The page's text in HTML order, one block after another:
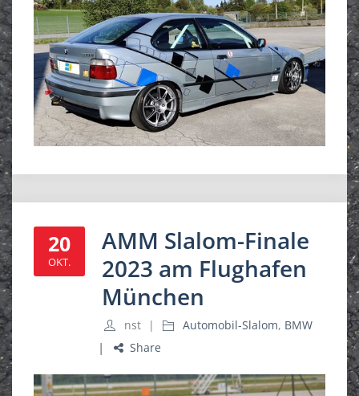
20
OKT.
AMM Slalom-Finale
2023 am Flughafen
München
nst Automobil-Slalom, BMW
Share